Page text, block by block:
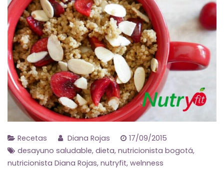
Recetas Diana Rojas
17/09/2015
desayuno saludable, dieta, nutricionista bogotá,
nutricionista Diana Rojas, nutryfit, welnness